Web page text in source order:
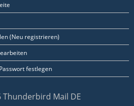
(Neu registrieren)
festlegen
Mail DE